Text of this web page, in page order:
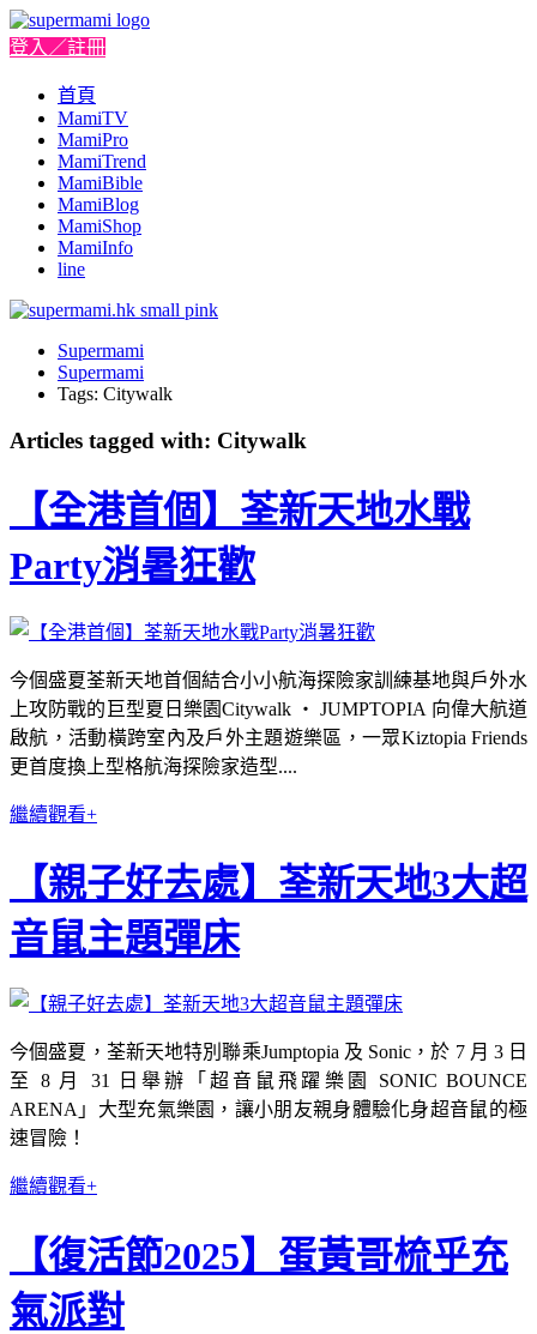
登入／註冊
首頁
MamiTV
MamiPro
MamiTrend
MamiBible
MamiBlog
MamiShop
MamiInfo
line
Supermami
Supermami
Tags: Citywalk
Articles tagged with: Citywalk
【全港首個】荃新天地水戰
Party消暑狂歡
今個盛夏荃新天地首個結合小小航海探險家訓練基地與戶外水
上攻防戰的巨型夏日樂園Citywalk ‧ JUMPTOPIA 向偉大航道
啟航，活動橫跨室內及戶外主題遊樂區，一眾Kiztopia Friends
更首度換上型格航海探險家造型....
繼續觀看+
【親子好去處】荃新天地3大超
音鼠主題彈床
今個盛夏，荃新天地特別聯乘Jumptopia 及 Sonic，於 7 月 3 日
至 8 月 31 日舉辦「超音鼠飛躍樂園 SONIC BOUNCE
ARENA」大型充氣樂園，讓小朋友親身體驗化身超音鼠的極
速冒險！
繼續觀看+
【復活節2025】蛋黃哥梳乎充
氣派對